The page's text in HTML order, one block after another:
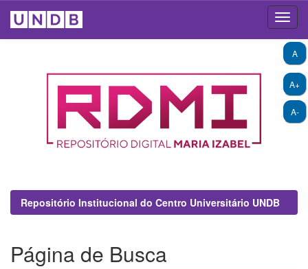
A+
A-
A
Repositório Institucional do Centro Universitário UNDB
Página de Busca